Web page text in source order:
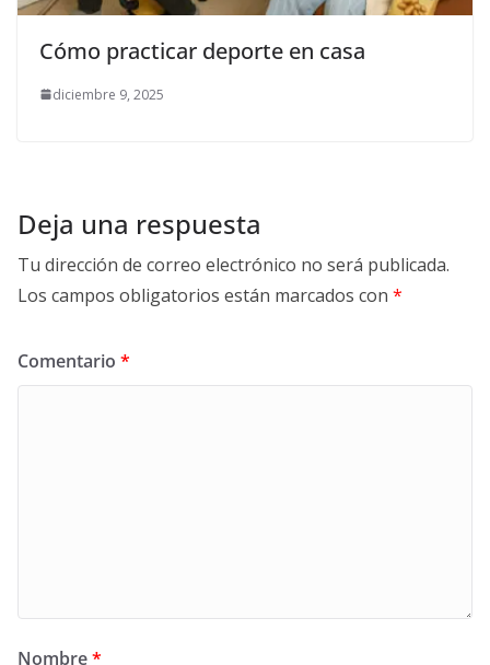
Cómo practicar deporte en casa
diciembre 9, 2025
Deja una respuesta
Tu dirección de correo electrónico no será publicada.
Los campos obligatorios están marcados con *
Comentario *
Nombre*